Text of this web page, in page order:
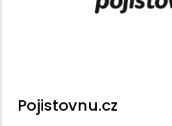
Pojistovnu.cz